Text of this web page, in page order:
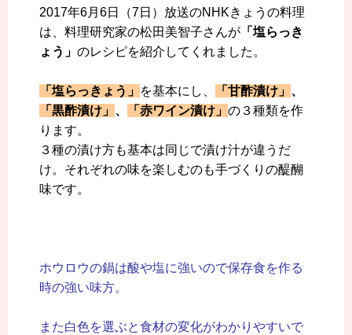
2017年6月6日（7日）放送のNHKきょうの料理
は、料理研究家の松田美智子さんが 「塩らっき
ょう」 のレシピを紹介してくれました。
「塩らっきょう」 を基本にし、 「甘酢漬け」 、
「黒酢漬け」 、 「赤ワイン漬け」 の３種類を作
ります。
３種の漬け方も基本は同じで漬け汁が違うだ
け。それぞれの味を楽しむのも手づくりの醍醐
味です。
ホウロウの鍋は酸や塩に強いので保存食を作る
時の強い味方。
また白色を選ぶと食材の変化がわかりやすいで